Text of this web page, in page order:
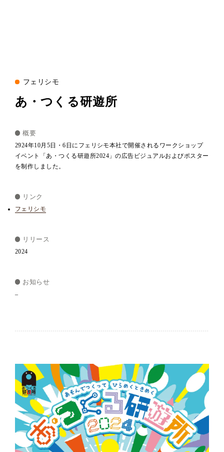
あ・つくる研遊所
フェリシモ
概要
2924年10月5日・6日にフェリシモ本社で開催されるワークショップ
イベント「あ・つくる研遊所2024」の広告ビジュアルおよびポスター
を制作しました。
リンク
フェリシモ
リリース
2024
お知らせ
–